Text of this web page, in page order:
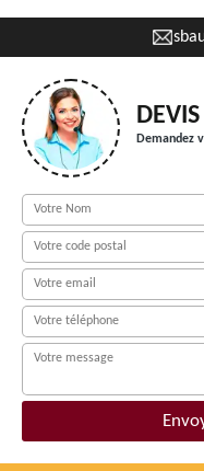
Demandez